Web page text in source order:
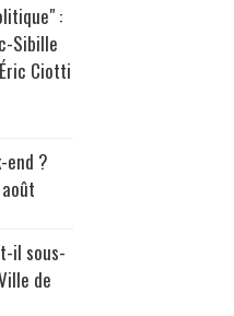
:
Sibille
Ciotti
end ?
il sous-
de